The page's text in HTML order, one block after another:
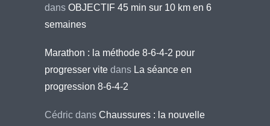
dans OBJECTIF 45 min sur 10 km en 6
semaines
Marathon : la méthode 8-6-4-2 pour
progresser vite dans La séance en
progression 8-6-4-2
Cédric dans Chaussures : la nouvelle